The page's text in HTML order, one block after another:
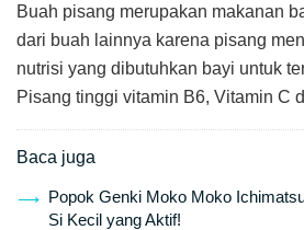
Buah pisang merupakan makanan
dari buah lainnya karena pisang
nutrisi yang dibutuhkan bayi untuk
Pisang tinggi vitamin B6, Vitamin C
Baca juga
Popok Genki Moko Moko
Si Kecil yang Aktif!